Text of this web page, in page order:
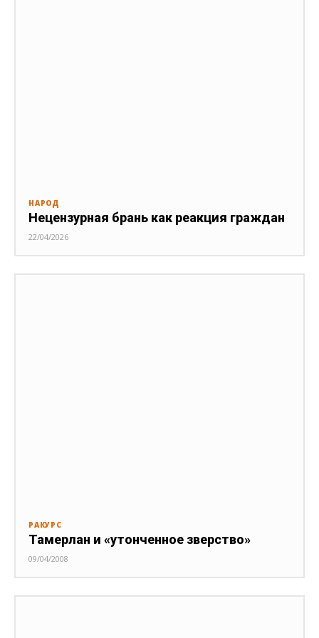
НАРОД
Нецензурная брань как реакция граждан
22/04/2026
РАКУРС
Тамерлан и «утонченное зверство»
09/04/2008